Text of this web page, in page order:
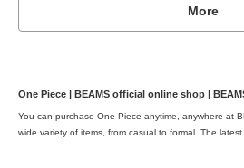
More
One Piece | BEAMS official online shop |
You can purchase One Piece anytime, anywhere at
wide variety of items, from casual to formal. The